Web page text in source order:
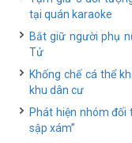
tại quán karaoke
Bắt giữ người phụ
Tử
Khống chế cá thể
khu dân cư
Phát hiện nhóm đối
sập xám”